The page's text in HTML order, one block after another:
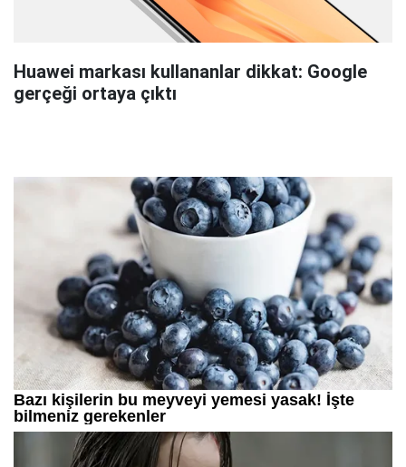
Huawei markası kullananlar dikkat: Google
gerçeği ortaya çıktı